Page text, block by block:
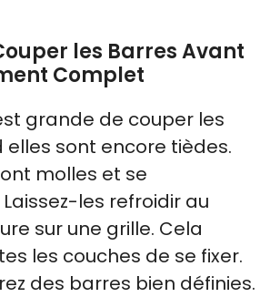
les Barres Avant
Complet
grande de couper les
sont encore tièdes.
molles et se
les refroidir au
sur une grille. Cela
les couches de se fixer.
des barres bien définies.